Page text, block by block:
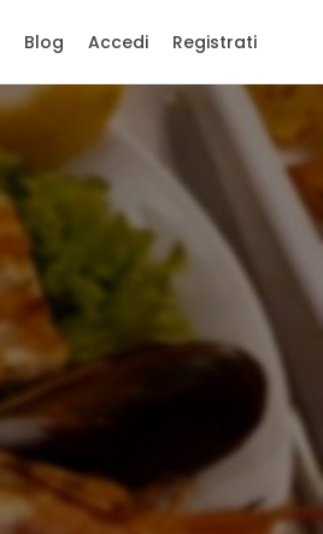
Blog Accedi Registrati